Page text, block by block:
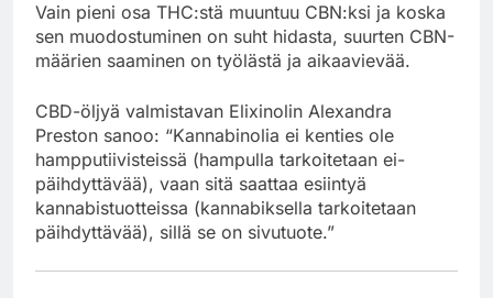
Vain pieni osa THC:stä muuntuu CBN:ksi ja koska
sen muodostuminen on suht hidasta, suurten CBN-
määrien saaminen on työlästä ja aikaavievää.
CBD-öljyä valmistavan Elixinolin Alexandra
Preston sanoo: “Kannabinolia ei kenties ole
hampputiivisteissä (hampulla tarkoitetaan ei-
päihdyttävää), vaan sitä saattaa esiintyä
kannabistuotteissa (kannabiksella tarkoitetaan
päihdyttävää), sillä se on sivutuote.”